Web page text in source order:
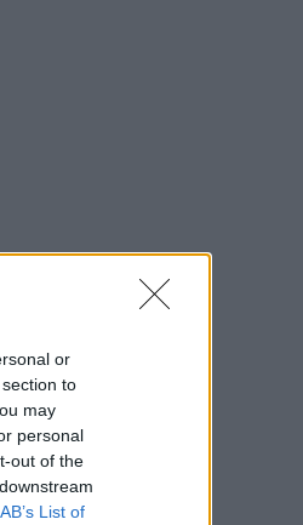
or
to
may
personal
out of the
List of